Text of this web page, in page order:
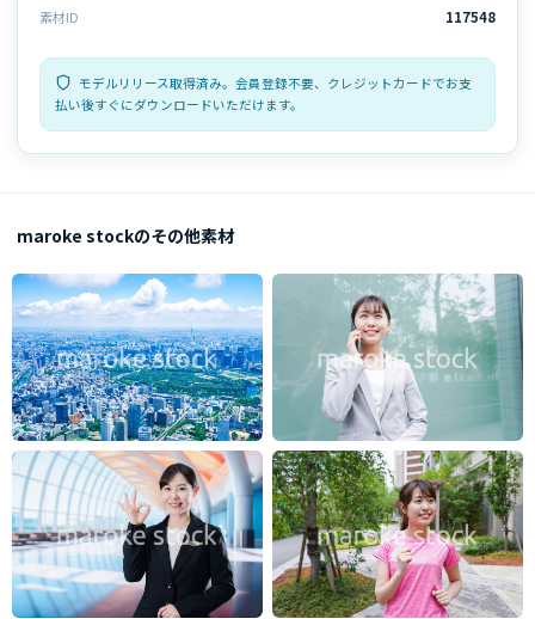
素材ID
117548
モデルリリース取得済み。会員登録不要、クレジットカードでお支
払い後すぐにダウンロードいただけます。
maroke stockのその他素材